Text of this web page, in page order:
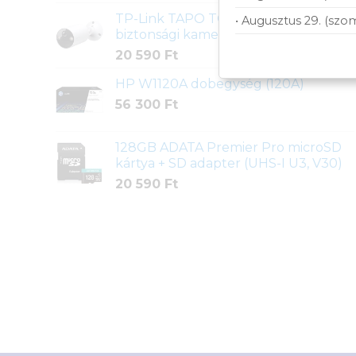
TP-Link TAPO TC82 Kültéri
biztonsági kamera
20 590 Ft
HP W1120A dobegység (120A)
56 300 Ft
128GB ADATA Premier Pro microSD
kártya + SD adapter (UHS-I U3, V30)
20 590 Ft
• Augusztus 29.